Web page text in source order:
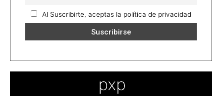
Al Suscribirte, aceptas la política de privacidad